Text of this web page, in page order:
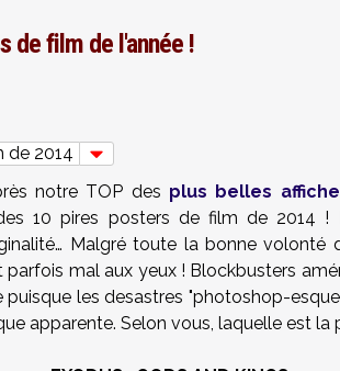
de film de l'année !
de 2014
notre TOP des plus belles
10 pires posters de film de 2014 !
Malgré toute la bonne
mal aux yeux ! Blockbusters
les desastres "photoshop-
apparente. Selon vous, laquelle est la